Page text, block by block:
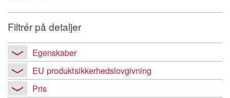
Filtrér på detaljer
Egenskaber
EU produktsikkerhedslovgivning
Pris